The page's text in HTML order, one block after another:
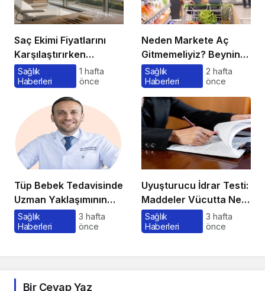
Saç Ekimi Fiyatlarını
Karşılaştırırken
Gözden Kaçan
Maliyetler
Sağlık
Haberleri
1 hafta
önce
Neden Markete Aç
Gitmemeliyiz? Beynin
Satın Alma Psikolojisi
Sağlık
Haberleri
2 hafta
önce
Tüp Bebek Tedavisinde
Uzman Yaklaşımının
Önemi ve Bilinmesi
Gerekenler
Sağlık
Haberleri
3 hafta
önce
Uyuşturucu İdrar Testi:
Maddeler Vücutta Ne
Kadar Kalır, Süreç
Nasıl İşler?
Sağlık
Haberleri
3 hafta
önce
Bir Cevap Yaz